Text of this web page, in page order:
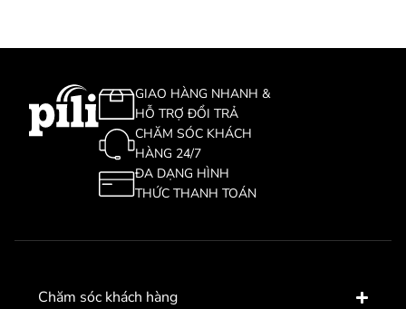
GIAO HÀNG NHANH &
HỖ TRỢ ĐỔI TRẢ
CHĂM SÓC KHÁCH
HÀNG 24/7
ĐA DẠNG HÌNH
THỨC THANH TOÁN
Chăm sóc khách hàng